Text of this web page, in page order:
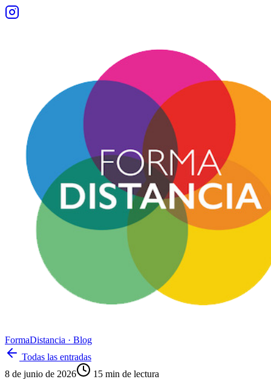
FormaDistancia · Blog
Todas las entradas
8 de junio de 2026
15 min de lectura